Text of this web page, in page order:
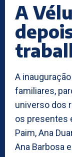
A
A
familiares,
universo dos
os presentes
Paim, Ana
Ana Barbosa